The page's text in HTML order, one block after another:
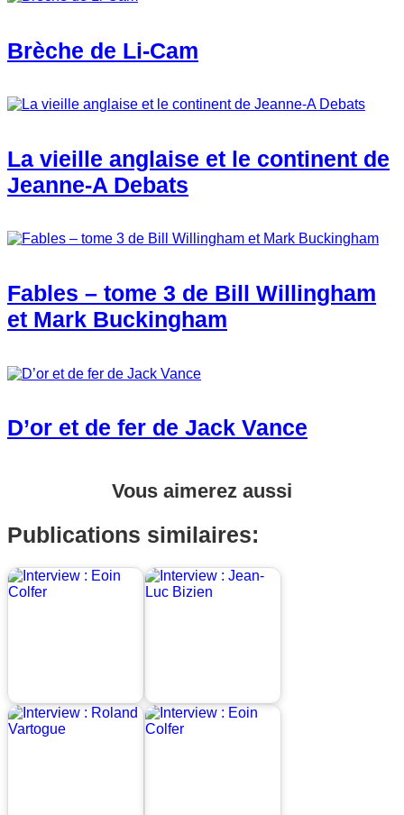
Brèche de Li-Cam
La vieille anglaise et le continent de
Jeanne-A Debats
Fables – tome 3 de Bill Willingham
et Mark Buckingham
D’or et de fer de Jack Vance
Vous aimerez aussi
Publications similaires: